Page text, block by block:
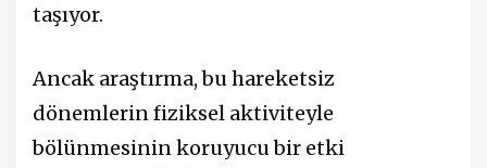
taşıyor.
Ancak araştırma, bu hareketsiz
dönemlerin fiziksel aktiviteyle
bölünmesinin koruyucu bir etki